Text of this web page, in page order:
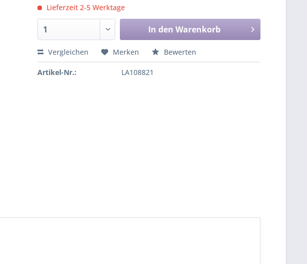
Lieferzeit 2-5 Werktage
In den Warenkorb
Vergleichen Merken Bewerten
Artikel-Nr.: LA108821